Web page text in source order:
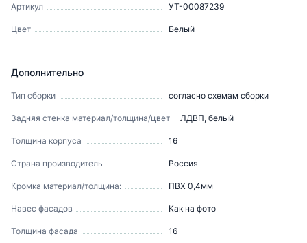
Артикул УТ-00087239
Цвет Белый
Дополнительно
Тип сборки согласно схемам сборки
Задняя стенка материал/толщина/цвет ЛДВП, белый
Толщина корпуса 16
Страна производитель Россия
Кромка материал/толщина: ПВХ 0,4мм
Навес фасадов Как на фото
Толщина фасада 16